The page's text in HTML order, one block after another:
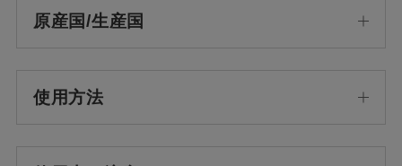
原産国/生産国
使用方法